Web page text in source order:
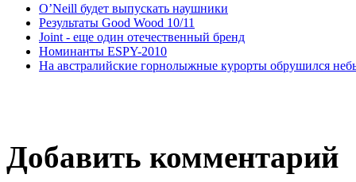
O’Neill будет выпускать наушники
Результаты Good Wood 10/11
Joint - еще один отечественный бренд
Номинанты ESPY-2010
На австралийские горнолыжные курорты обрушился
Добавить комментарий